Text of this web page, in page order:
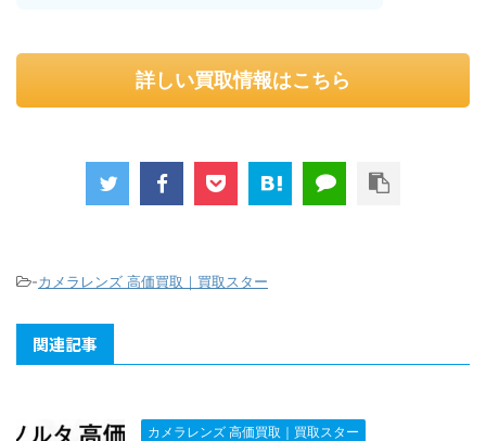
詳しい買取情報はこちら
-カメラレンズ 高価買取｜買取スター
関連記事
カメラレンズ 高価買取｜買取スター